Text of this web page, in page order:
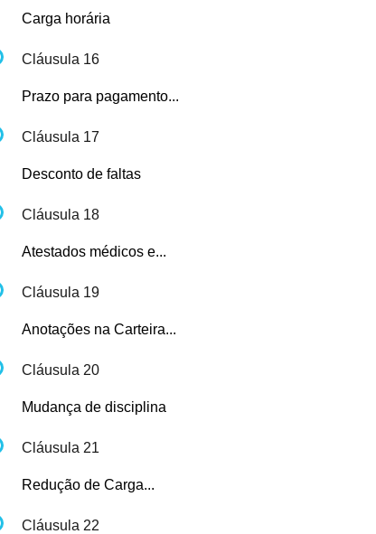
Carga horária
Cláusula 16
Prazo para pagamento...
Cláusula 17
Desconto de faltas
Cláusula 18
Atestados médicos e...
Cláusula 19
Anotações na Carteira...
Cláusula 20
Mudança de disciplina
Cláusula 21
Redução de Carga...
Cláusula 22